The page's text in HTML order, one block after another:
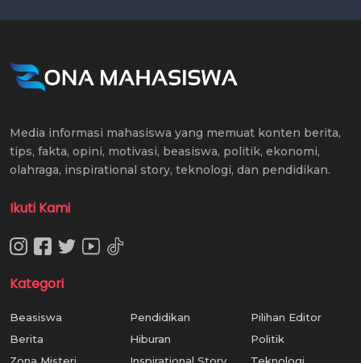
Media informasi mahasiswa yang memuat konten berita,
tips, fakta, opini, motivasi, beasiswa, politik, ekonomi,
olahraga, inspirational story, teknologi, dan pendidikan.
Ikuti Kami
Kategori
Beasiswa
Berita
Pendidikan
Hiburan
Pilihan Editor
Politik